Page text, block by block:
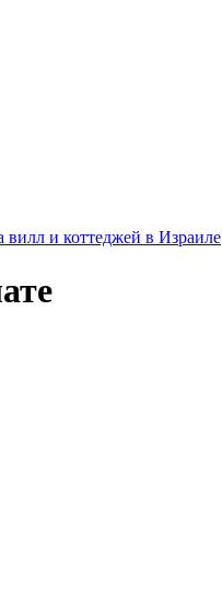
вилл и коттеджей в Израиле